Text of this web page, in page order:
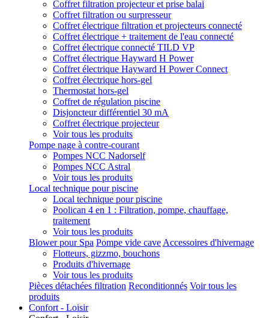
Coffret filtration projecteur et prise balai
Coffret filtration ou surpresseur
Coffret électrique filtration et projecteurs connecté
Coffret électrique + traitement de l'eau connecté
Coffret électrique connecté TILD VP
Coffret électrique Hayward H Power
Coffret électrique Hayward H Power Connect
Coffret électrique hors-gel
Thermostat hors-gel
Coffret de régulation piscine
Disjoncteur différentiel 30 mA
Coffret électrique projecteur
Voir tous les produits
Pompe nage à contre-courant
Pompes NCC Nadorself
Pompes NCC Astral
Voir tous les produits
Local technique pour piscine
Local technique pour piscine
Poolican 4 en 1 : Filtration, pompe, chauffage,
traitement
Voir tous les produits
Blower pour Spa Pompe vide cave Accessoires d'hivernage
Flotteurs, gizzmo, bouchons
Produits d'hivernage
Voir tous les produits
Pièces détachées filtration Reconditionnés Voir tous les
produits
Confort - Loisir